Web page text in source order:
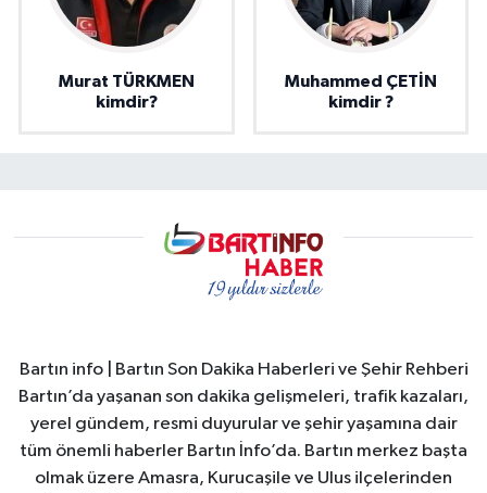
Murat TÜRKMEN
kimdir?
Muhammed ÇETİN
kimdir ?
Bartın info | Bartın Son Dakika Haberleri ve Şehir Rehberi
Bartın’da yaşanan son dakika gelişmeleri, trafik kazaları,
yerel gündem, resmi duyurular ve şehir yaşamına dair
tüm önemli haberler Bartın İnfo’da. Bartın merkez başta
olmak üzere Amasra, Kurucaşile ve Ulus ilçelerinden